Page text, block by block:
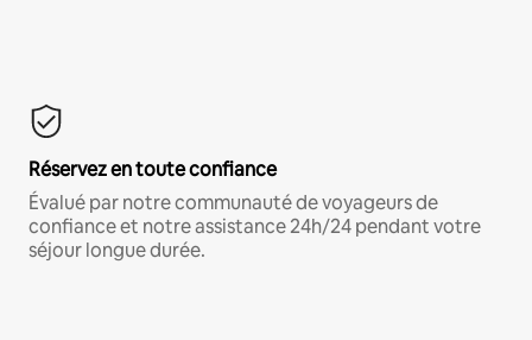
Réservez en toute confiance
Évalué par notre communauté de voyageurs de
confiance et notre assistance 24h/24 pendant votre
séjour longue durée.